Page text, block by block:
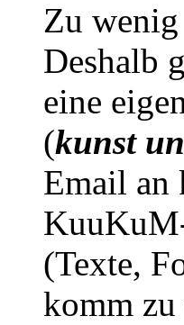
Zu
Deshalb
eine
(kunst
Email an
(Texte,
komm